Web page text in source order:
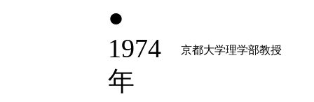
●
1974
年
京都大学理学部教授